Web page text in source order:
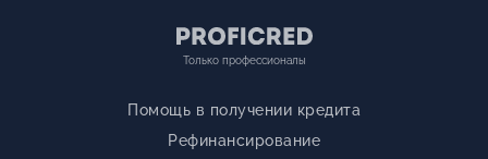
Только профессионалы
Помощь в получении кредита
Рефинансирование